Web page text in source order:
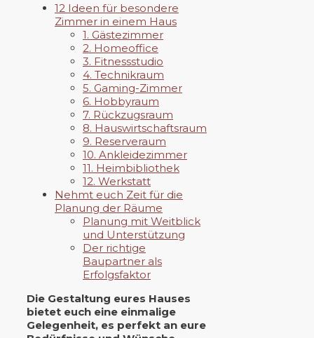
12 Ideen für besondere
Zimmer in einem Haus
1. Gästezimmer
2. Homeoffice
3. Fitnessstudio
4. Technikraum
5. Gaming-Zimmer
6. Hobbyraum
7. Rückzugsraum
8. Hauswirtschaftsraum
9. Reserveraum
10. Ankleidezimmer
11. Heimbibliothek
12. Werkstatt
Nehmt euch Zeit für die
Planung der Räume
Planung mit Weitblick
und Unterstützung
Der richtige
Baupartner als
Erfolgsfaktor
Die Gestaltung eures Hauses
bietet euch eine einmalige
Gelegenheit, es perfekt an eure